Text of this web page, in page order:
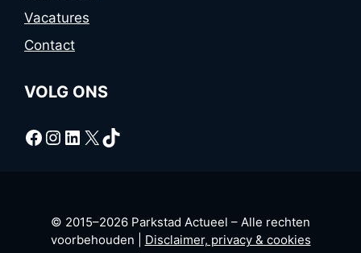
Vacatures
Contact
VOLG ONS
Facebook
Instagram
LinkedIn
X TikTok
© 2015–2026 Parkstad Actueel – Alle rechten
voorbehouden | Disclaimer, privacy & cookies